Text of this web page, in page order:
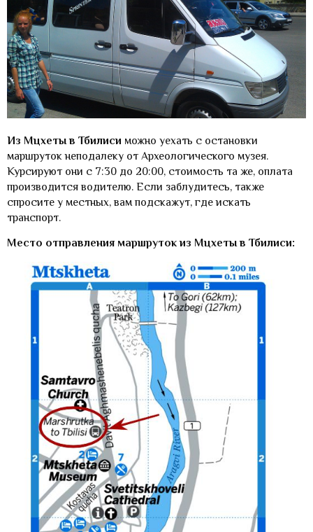
Из Мцхеты в Тбилиси можно уехать с остановки
маршруток неподалеку от Археологического музея.
Курсируют они с 7:30 до 20:00, стоимость та же, оплата
производится водителю. Если заблудитесь, также
спросите у местных, вам подскажут, где искать
транспорт.
Место отправления маршруток из Мцхеты в Тбилиси: